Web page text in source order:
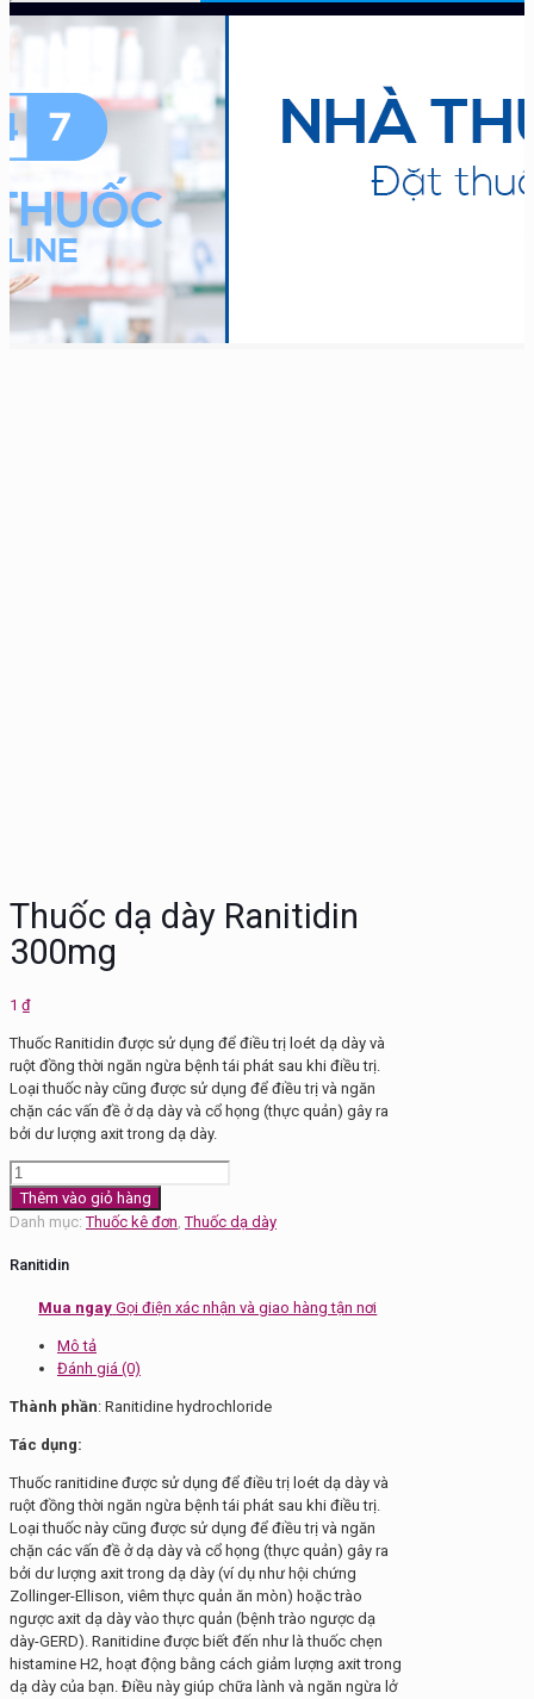
Thuốc dạ dày Ranitidin
300mg
1 ₫
Thuốc Ranitidin được sử dụng để điều trị loét dạ dày và
ruột đồng thời ngăn ngừa bệnh tái phát sau khi điều trị.
Loại thuốc này cũng được sử dụng để điều trị và ngăn
chặn các vấn đề ở dạ dày và cổ họng (thực quản) gây ra
bởi dư lượng axit trong dạ dày.
Thuốc
dạ
dày
300mg
lượng
Thêm vào giỏ hàng
Danh mục:Thuốc kê đơn ,Thuốc dạ dày
Ranitidin
Mua ngay Gọi điện xác nhận và giao hàng tận nơi
Mô tả
Đánh giá (0)
Thành phần: Ranitidine hydrochloride
Tác dụng:
Thuốc ranitidine được sử dụng để điều trị loét dạ dày và
ruột đồng thời ngăn ngừa bệnh tái phát sau khi điều trị.
Loại thuốc này cũng được sử dụng để điều trị và ngăn
chặn các vấn đề ở dạ dày và cổ họng (thực quản) gây ra
bởi dư lượng axit trong dạ dày (ví dụ như hội chứng
Zollinger-Ellison, viêm thực quản ăn mòn) hoặc trào
ngược axit dạ dày vào thực quản (bệnh trào ngược dạ
dày-GERD). Ranitidine được biết đến như là thuốc chẹn
histamine H2, hoạt động bằng cách giảm lượng axit trong
dạ dày của bạn. Điều này giúp chữa lành và ngăn ngừa lở